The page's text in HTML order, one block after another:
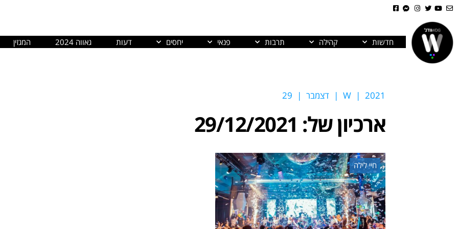
חדשות קהילה תרבות פנאי יחסים דעות גאווה 2024 המגזין
W | 2021
| דצמבר |
29
ארכיון של: 29/12/2021
חיי לילה